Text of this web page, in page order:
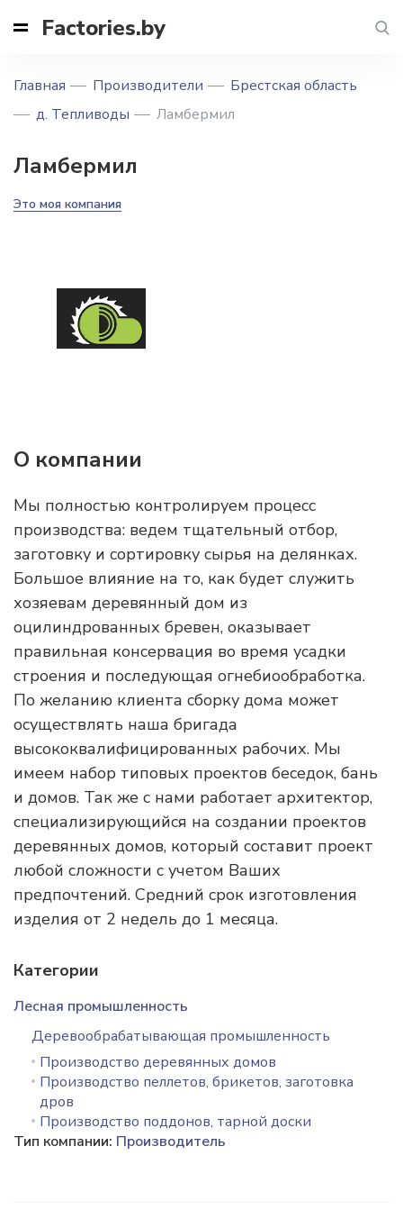
Factories.by
Главная Производители
Брестская область
д. Тепливоды
Ламбермил
Ламбермил
Это моя компания
О компании
Мы полностью контролируем процесс
производства: ведем тщательный отбор,
заготовку и сортировку сырья на делянках.
Большое влияние на то, как будет служить
хозяевам деревянный дом из
оцилиндрованных бревен, оказывает
правильная консервация во время усадки
строения и последующая огнебиообработка.
По желанию клиента сборку дома может
осуществлять наша бригада
высококвалифицированных рабочих. Мы
имеем набор типовых проектов беседок, бань
и домов. Так же с нами работает архитектор,
специализирующийся на создании проектов
деревянных домов, который составит проект
любой сложности с учетом Ваших
предпочтений. Средний срок изготовления
изделия от 2 недель до 1 месяца.
Категории
Лесная промышленность
Деревообрабатывающая промышленность
Производство деревянных домов
Производство пеллетов, брикетов, заготовка
дров
Производство поддонов, тарной доски
Тип компании: Производитель